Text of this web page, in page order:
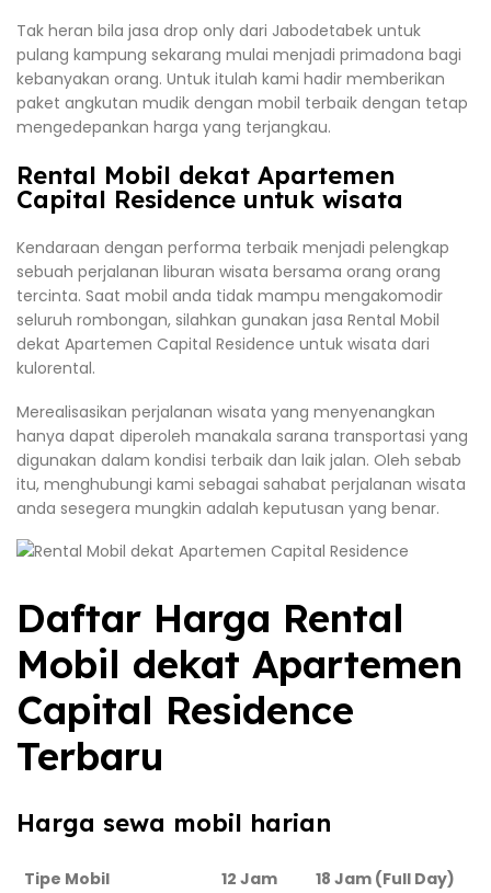
Tak heran bila jasa drop only dari Jabodetabek untuk
pulang kampung sekarang mulai menjadi primadona bagi
kebanyakan orang. Untuk itulah kami hadir memberikan
paket angkutan mudik dengan mobil terbaik dengan tetap
mengedepankan harga yang terjangkau.
Rental Mobil dekat Apartemen
Capital Residence untuk wisata
Kendaraan dengan performa terbaik menjadi pelengkap
sebuah perjalanan liburan wisata bersama orang orang
tercinta. Saat mobil anda tidak mampu mengakomodir
seluruh rombongan, silahkan gunakan jasa Rental Mobil
dekat Apartemen Capital Residence untuk wisata dari
kulorental.
Merealisasikan perjalanan wisata yang menyenangkan
hanya dapat diperoleh manakala sarana transportasi yang
digunakan dalam kondisi terbaik dan laik jalan. Oleh sebab
itu, menghubungi kami sebagai sahabat perjalanan wisata
anda sesegera mungkin adalah keputusan yang benar.
Daftar Harga Rental
Mobil dekat Apartemen
Capital Residence
Terbaru
Harga sewa mobil harian
Tipe Mobil 12 Jam 18 Jam (Full Day)